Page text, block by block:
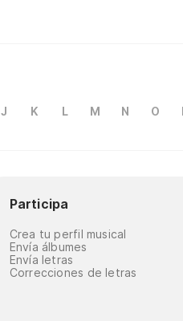
J K L M N O
Participa
Crea tu perfil musical
Envía álbumes
Envía letras
Correcciones de letras